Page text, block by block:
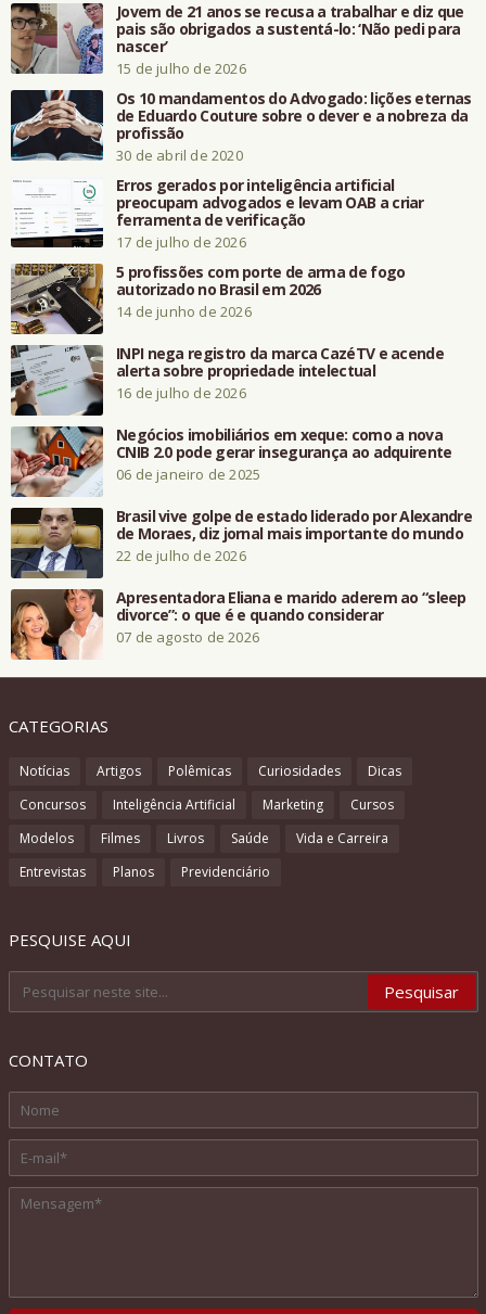
Jovem de 21 anos se recusa a trabalhar e diz que
pais são obrigados a sustentá-lo: ‘Não pedi para
nascer’
15 de julho de 2026
Os 10 mandamentos do Advogado: lições eternas
de Eduardo Couture sobre o dever e a nobreza da
profissão
30 de abril de 2020
Erros gerados por inteligência artificial
preocupam advogados e levam OAB a criar
ferramenta de verificação
17 de julho de 2026
5 profissões com porte de arma de fogo
autorizado no Brasil em 2026
14 de junho de 2026
INPI nega registro da marca CazéTV e acende
alerta sobre propriedade intelectual
16 de julho de 2026
Negócios imobiliários em xeque: como a nova
CNIB 2.0 pode gerar insegurança ao adquirente
06 de janeiro de 2025
Brasil vive golpe de estado liderado por Alexandre
de Moraes, diz jornal mais importante do mundo
22 de julho de 2026
Apresentadora Eliana e marido aderem ao “sleep
divorce”: o que é e quando considerar
07 de agosto de 2026
CATEGORIAS
Notícias Artigos Polêmicas Curiosidades
Dicas
Concursos
Inteligência Artificial Marketing
Cursos
Modelos
Filmes Livros Saúde
Vida e Carreira
Entrevistas
Planos Previdenciário
PESQUISE AQUI
CONTATO